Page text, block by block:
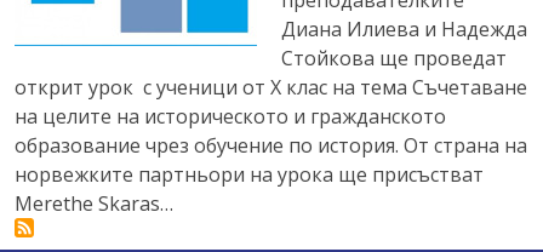
Диана Илиева и Надежда
Стойкова ще проведат
открит урок с ученици от Х клас на тема Съчетаване
на целите на историческото и гражданското
образование чрез обучение по история. От страна на
норвежките партньори на урока ще присъстват
Merethe Skaras…